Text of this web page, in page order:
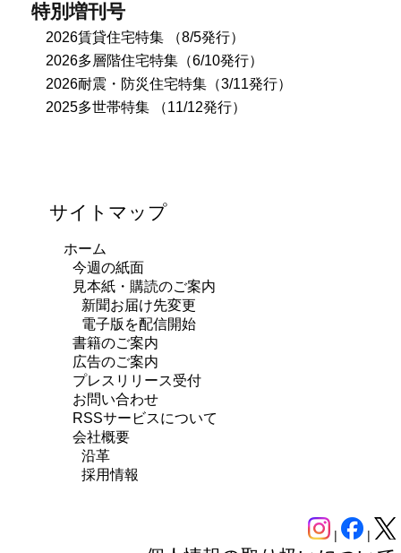
特別増刊号
2026賃貸住宅特集 （8/5発行）
2026多層階住宅特集（6/10発行）
2026耐震・防災住宅特集（3/11発行）
2025多世帯特集 （11/12発行）
サイトマップ
ホーム
今週の紙面
見本紙・購読のご案内
新聞お届け先変更
電子版を配信開始
書籍のご案内
広告のご案内
プレスリリース受付
お問い合わせ
RSSサービスについて
会社概要
沿革
採用情報
| |